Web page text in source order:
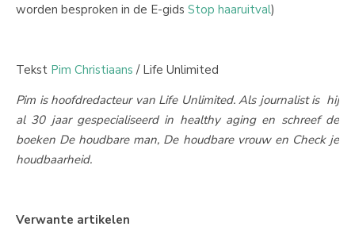
worden besproken in de E-gids Stop haaruitval)
Tekst Pim Christiaans / Life Unlimited
Pim is hoofdredacteur van Life Unlimited. Als journalist is hij
al 30 jaar gespecialiseerd in healthy aging en schreef de
boeken De houdbare man, De houdbare vrouw en Check je
houdbaarheid.
Verwante artikelen